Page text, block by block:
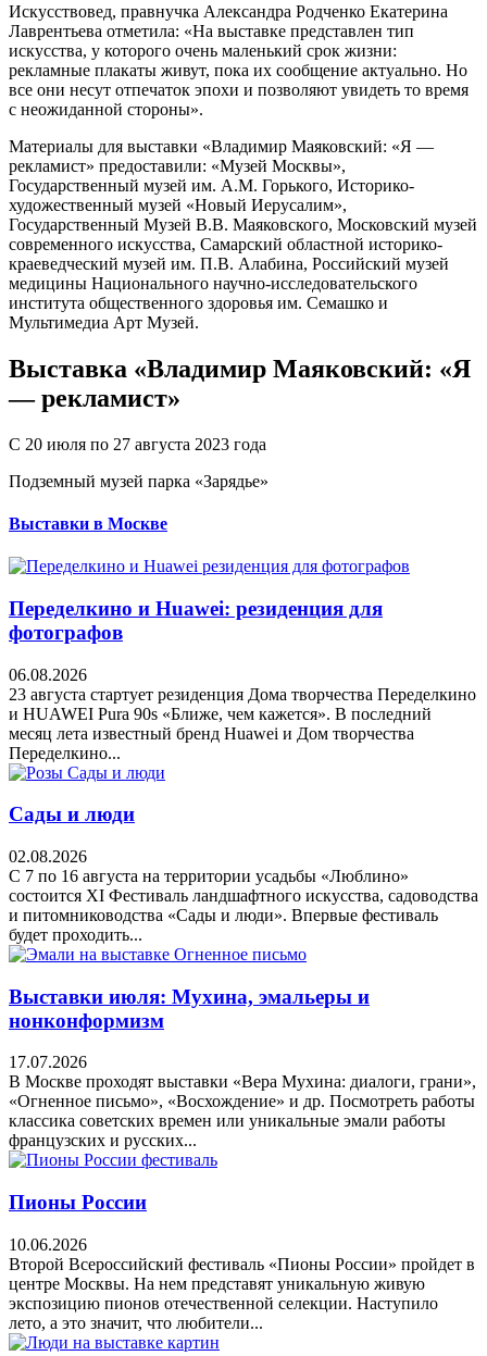
Искусствовед, правнучка Александра Родченко Екатерина
Лаврентьева отметила: «На выставке представлен тип
искусства, у которого очень маленький срок жизни:
рекламные плакаты живут, пока их сообщение актуально. Но
все они несут отпечаток эпохи и позволяют увидеть то время
с неожиданной стороны».
Материалы для выставки «Владимир Маяковский: «‎Я —
рекламист‎» предоставили: «Музей Москвы»,
Государственный музей им. А.М. Горького, Историко-
художественный музей «Новый Иерусалим»,
Государственный Музей В.В. Маяковского, Московский музей
современного искусства, Самарский областной историко-
краеведческий музей им. П.В. Алабина, Российский музей
медицины Национального научно-исследовательского
института общественного здоровья им. Семашко и
Мультимедиа Арт Музей.
Выставка «Владимир Маяковский: «‎Я
— рекламист‎»
С 20 июля по 27 августа 2023 года
Подземный музей парка «Зарядье»
Выставки в Москве
Переделкино и Huawei: резиденция для
фотографов
06.08.2026
23 августа стартует резиденция Дома творчества Переделкино
и HUAWEI Pura 90s «Ближе, чем кажется». В последний
месяц лета известный бренд Huawei и Дом творчества
Переделкино...
Сады и люди
02.08.2026
С 7 по 16 августа на территории усадьбы «Люблино»
состоится XI Фестиваль ландшафтного искусства, садоводства
и питомниководства «Сады и люди». Впервые фестиваль
будет проходить...
Выставки июля: Мухина, эмальеры и
нонконформизм
17.07.2026
В Москве проходят выставки «Вера Мухина: диалоги, грани»,
«Огненное письмо», «Восхождение» и др. Посмотреть работы
классика советских времен или уникальные эмали работы
французских и русских...
Пионы России
10.06.2026
Второй Всероссийский фестиваль «Пионы России» пройдет в
центре Москвы. На нем представят уникальную живую
экспозицию пионов отечественной селекции. Наступило
лето, а это значит, что любители...